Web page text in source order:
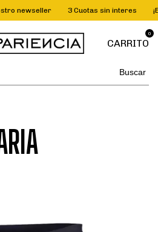
3 Cuotas sin interes ¡Envíos gratis a
CARRITO
0
Buscar